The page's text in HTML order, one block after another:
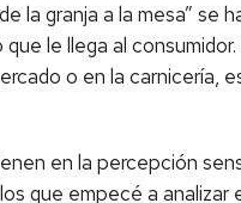
la granja a la mesa” se
le llega al
o en la carnicería,
en la percepción
que empecé a analizar